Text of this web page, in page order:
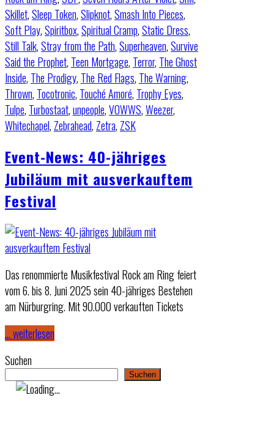
Skillet,Sleep Token,Slipknot,Smash Into Pieces,
Soft Play,Spiritbox,Spiritual Cramp,Static Dress,
Still Talk,Stray from the Path,Superheaven,Survive
Said the Prophet, Teen Mortgage, Terror, The Ghost
Inside, The Prodigy, The Red Flags, The Warning,
Thrown, Tocotronic, Touché Amoré, Trophy Eyes,
Tulpe, Turbostaat,unpeople,VOWWS,Weezer,
Whitechapel, Zebrahead, Zetra, ZSK
Event-News: 40-jähriges
Jubiläum mit ausverkauftem
Festival
Das renommierte Musikfestival Rock am Ring feiert
vom 6. bis 8. Juni 2025 sein 40-jähriges Bestehen
am Nürburgring. Mit 90.000 verkauften Tickets
… weiterlesen
Suchen
Suchen